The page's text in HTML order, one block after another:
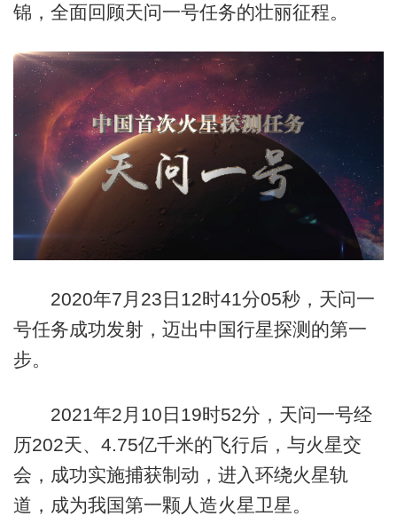
锦，全面回顾天问一号任务的壮丽征程。
2020年7月23日12时41分05秒，天问一
号任务成功发射，迈出中国行星探测的第一
步。
2021年2月10日19时52分，天问一号经
历202天、4.75亿千米的飞行后，与火星交
会，成功实施捕获制动，进入环绕火星轨
道，成为我国第一颗人造火星卫星。